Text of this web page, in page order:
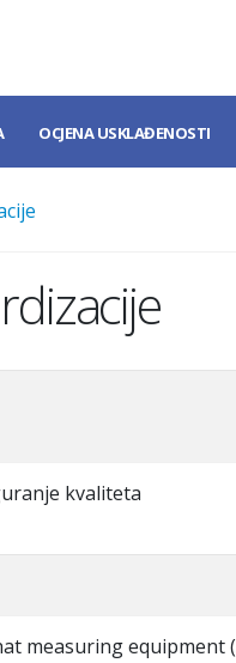
OCJENA USKLAĐENOSTI
kvaliteta
measuring equipment